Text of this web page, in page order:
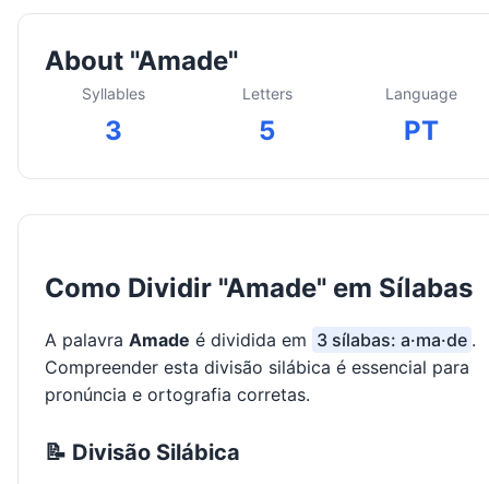
About "Amade"
Syllables
3
Letters
5
Language
PT
Como Dividir "Amade" em Sílabas
A palavra Amade é dividida em 3 sílabas: a·ma·de .
Compreender esta divisão silábica é essencial para
pronúncia e ortografia corretas.
📝 Divisão Silábica